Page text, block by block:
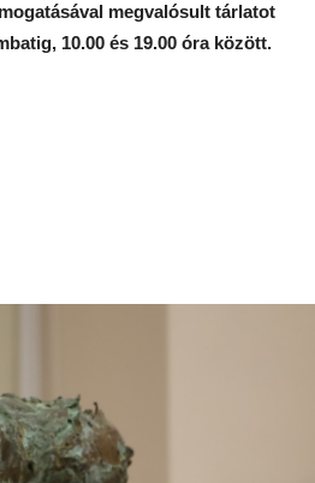
megvalósult tárlatot
10.00 és 19.00 óra között.